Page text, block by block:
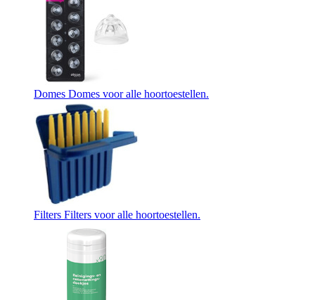
Domes Domes voor alle hoortoestellen.
Filters Filters voor alle hoortoestellen.